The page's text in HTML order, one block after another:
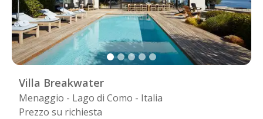
Villa Breakwater
Menaggio - Lago di Como - Italia
Prezzo su richiesta